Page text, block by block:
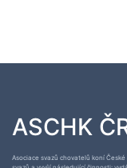
ASCHK
Asociace svazů chovatelů koní